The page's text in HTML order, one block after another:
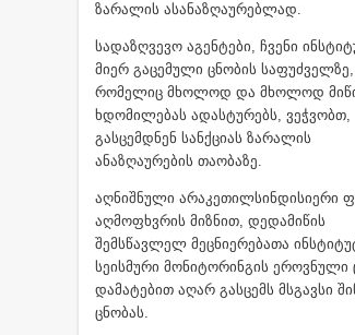
ზარალის ასანაზღაურებლად.
სადაზღვევო აგენტები, ჩვენი
მიერ გაცემული ცნობის საფუძველზე,
რომელიც მხოლოდ და მხოლოდ
ხდომილებას ადასტურებს, ვეჭვობთ,
გასცემდნენ სანქციას ზარალის
ანაზღაურების თაობაზე.
აღნიშნული არაკეთილსინდისიერი
აღმოფხვრის მიზნით, დედამიწის
შემსწავლელ მეცნიერებათა
სეისმური მონიტორინგის ეროვნული
დამატებით აღარ გასცემს მსგავსი
ცნობას.